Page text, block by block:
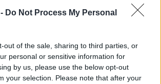
Do Not Process My Personal
out of the sale, sharing to third parties, or
personal or sensitive information for
by us, please use the below opt-out
your selection. Please note that after your
le pubblicità nazionali?